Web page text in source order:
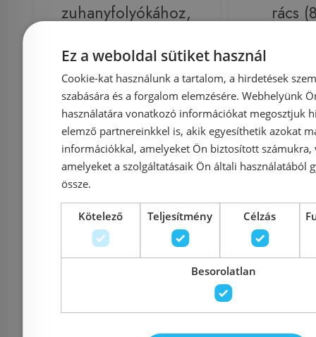
zuhanyfolyókához,
Azonosító: 178212
Cikkszám: POSH-1150MN
71 720 Ft
rács
40 170 Ft
-12%
Rendelésre Rendelésre
Ez a weboldal sütiket használ
Cookie-kat használunk a tartalom, a hirdetések
szabására és a forgalom elemzésére. Webhelyünk
használatára vonatkozó információkat megosztjuk
elemző partnereinkkel is, akik egyesíthetik azokat
információkkal, amelyeket Ön biztosított számukra,
amelyeket a szolgáltatásaik Ön általi használatából
össze.
Kötelező Teljesítmény Célzás
Besorolatlan